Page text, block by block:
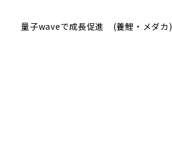
量子waveで成長促進 (養鯉・メダカ)